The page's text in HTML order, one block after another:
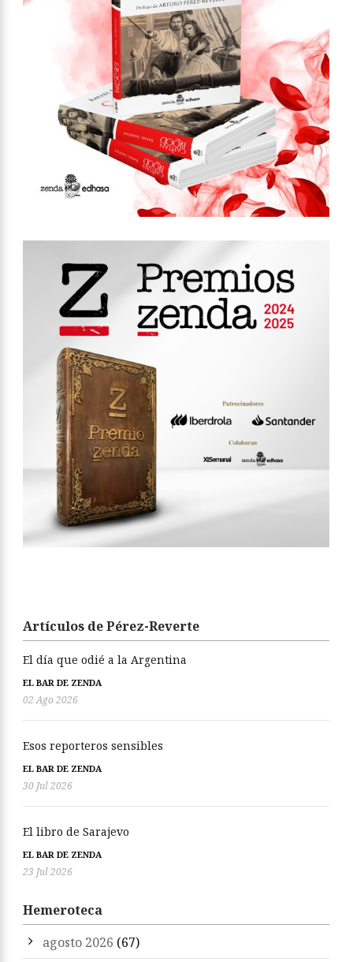
Artículos de Pérez-Reverte
El día que odié a la Argentina
EL BAR DE ZENDA
02 Ago 2026
Esos reporteros sensibles
EL BAR DE ZENDA
30 Jul 2026
El libro de Sarajevo
EL BAR DE ZENDA
23 Jul 2026
Hemeroteca
agosto 2026 (67)